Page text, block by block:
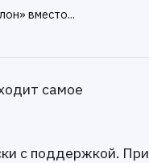
вместо...
самое
с поддержкой. При